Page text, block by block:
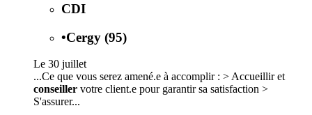
CDI
•Cergy (95)
Le 30 juillet
...Ce que vous serez amené.e à accomplir : > Accueillir et
conseiller votre client.e pour garantir sa satisfaction >
S'assurer...